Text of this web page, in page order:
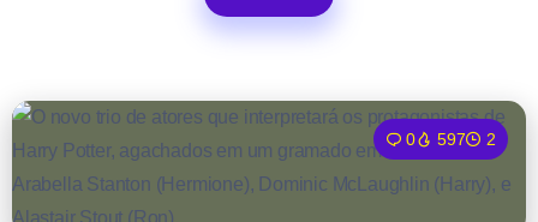
0 597 2